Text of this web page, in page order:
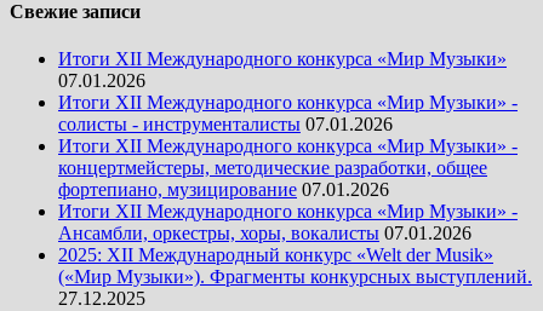
Свежие записи
Итоги XII Международного конкурса «Мир Музыки»
07.01.2026
Итоги XII Международного конкурса «Мир Музыки» -
солисты - инструменталисты 07.01.2026
Итоги XII Международного конкурса «Мир Музыки» -
концертмейстеры, методические разработки, общее
фортепиано, музицирование 07.01.2026
Итоги XII Международного конкурса «Мир Музыки» -
Ансамбли, оркестры, хоры, вокалисты 07.01.2026
2025: XII Международный конкурс «Welt der Musik»
(«Мир Музыки»). Фрагменты конкурсных выступлений.
27.12.2025